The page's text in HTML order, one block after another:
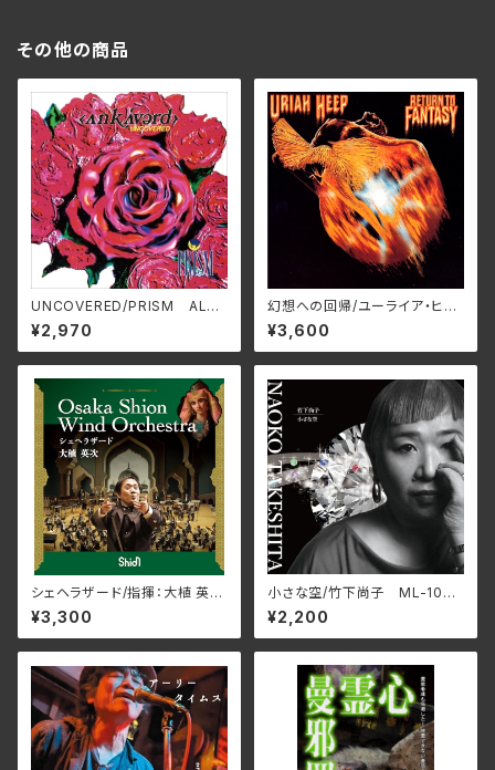
その他の商品
UNCOVERED/PRISM ALT-
515C(仕様:CD)
¥2,970
幻想への回帰/ユーライア・ヒー
プ BELLE-264386(仕様:SH
M-CD)
¥3,600
シェヘラザード/指揮：大植 英次
吹奏楽：Osaka Shion Wind
Orchestra WKOS-016(仕
様:CD)
¥3,300
小さな空/竹下尚子 ML-1048
(仕様:CD)
¥2,200